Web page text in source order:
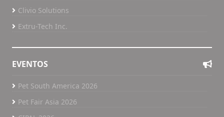
Clivio Solutions
Extru-Tech Inc.
EVENTOS
Pet South America 2026
Pet Fair Asia 2026